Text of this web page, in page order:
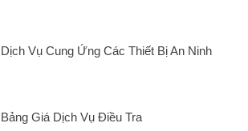
Dịch Vụ Cung Ứng Các Thiết Bị An Ninh
Bảng Giá Dịch Vụ Điều Tra